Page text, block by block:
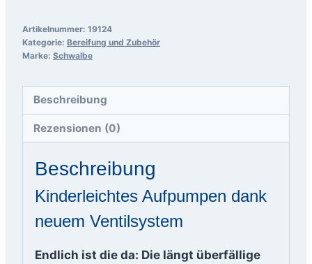
SV
-
Paar
Ventile
mit
Pumpenkopf
Menge
Artikelnummer: 19124
Kategorie: Bereifung und Zubehör
Marke: Schwalbe
Beschreibung
Rezensionen (0)
Beschreibung
Kinderleichtes Aufpumpen dank
neuem Ventilsystem
Endlich ist die da: Die längt überfällige